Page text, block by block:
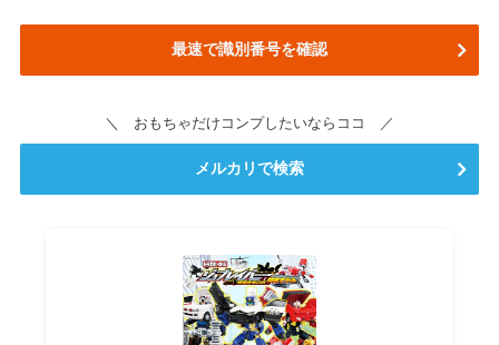
最速で識別番号を確認
＼ おもちゃだけコンプしたいならココ ／
メルカリで検索